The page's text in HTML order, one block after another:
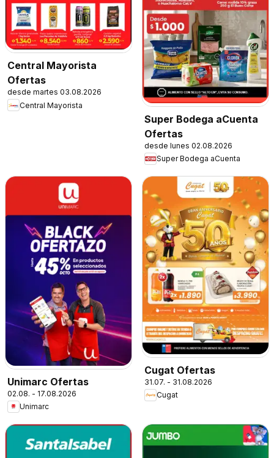
Central Mayorista
Ofertas
desde martes 03.08.2026
Central Mayorista
Super Bodega aCuenta
Ofertas
desde lunes 02.08.2026
Super Bodega aCuenta
Unimarc Ofertas
02.08. - 17.08.2026
Unimarc
Cugat Ofertas
31.07. - 31.08.2026
Cugat